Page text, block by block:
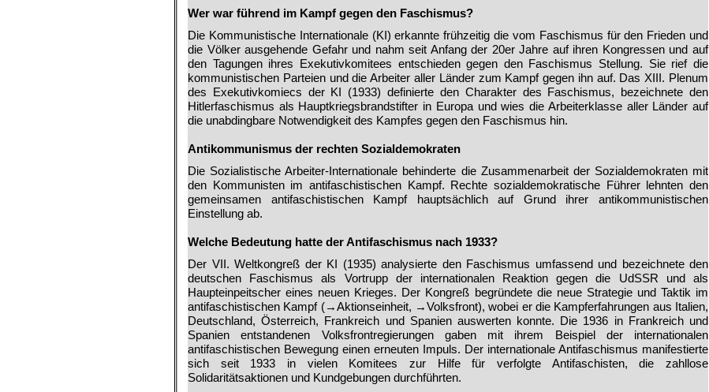
Wer war führend im Kampf gegen den Faschismus?
Die Kommunistische Internationale (KI) erkannte frühzeitig die vom Faschismus für den Frieden und
die Völker ausgehende Ge­fahr und nahm seit Anfang der 20er Jahre auf ihren Kongressen und auf
den Tagungen ihres Exe­kutivkomitees entschieden gegen den Faschismus Stellung. Sie rief die
kommunistischen Parteien und die Arbeiter aller Länder zum Kampf gegen ihn auf. Das XIII. Plenum
des Exekutivkomiecs der KI (1933) definierte den Charakter des Faschismus, be­zeichnete den
Hitlerfaschismus als Hauptkriegsbrandstifter in Europa und wies die Arbeiter­klasse aller Länder auf
die unab­dingbare Notwendigkeit des Kampfes gegen den Faschismus hin.
Antikommunismus der rechten Sozialdemokraten
Die Sozialistische Arbeiter-­Internationale behinderte die Zu­sammenarbeit der Sozialdemo­kraten mit
den Kommunisten im antifaschistischen Kampf. Rechte sozialdemokratische Führer lehn­ten den
gemeinsamen antifaschi­stischen Kampf hauptsächlich auf Grund ihrer antikommunistischen
Einstellung ab.
Welche Bedeutung hatte der Antifaschismus nach 1933?
Der VII. Weltkongreß der KI (1935) analysierte den Faschismus umfassend und bezeichnete den
deutschen Fa­schismus als Vortrupp der inter­nationalen Reaktion gegen die UdSSR und als
Haupteinpeitscher eines neuen Krieges. Der Kon­greß begründete die neue Strate­gie und Taktik im
antifaschisti­schen Kampf (→Aktionseinheit, →Volksfront), wobei er die Kampferfahrungen aus Italien,
Deutschland, Österreich, Frankreich und Spanien auswerten konnte. Die 1936 in Frankreich und
Spanien entstandenen Volks­frontregierungen gaben mit ihrem Beispiel der internationa­len
antifaschistischen Bewegung einen erneuten Impuls. Der internationale Antifaschismus manifestierte
sich seit 1933 in vielen Komitees zur Hilfe für verfolgte Antifaschisten, die zahllose
Solidaritätsaktionen und Kundgebungen durchführ­ten.